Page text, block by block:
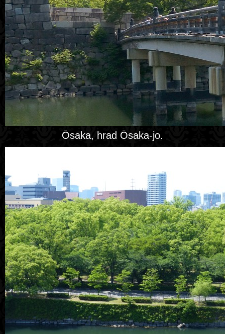
Ōsaka, hrad Ōsaka-jo.